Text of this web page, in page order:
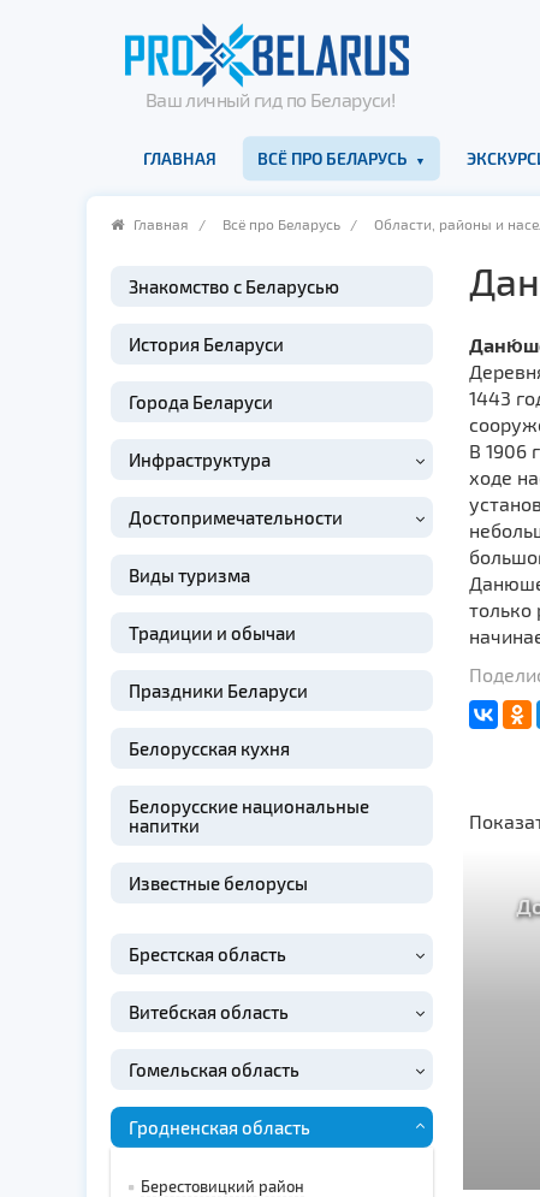
Ваш личный гид по Беларуси!
ГЛАВНАЯ ВСЁ ПРО БЕЛАРУСЬ
Главная / Всё про Беларусь / Области, районы и
Знакомство с Беларусью
История Беларуси
Города Беларуси
Инфраструктура
Достопримечательности
Виды туризма
Традиции и обычаи
Праздники Беларуси
Белорусская кухня
Белорусские национальные
напитки
Известные белорусы
Брестская область
Витебская область
Гомельская область
Гродненская область
Берестовицкий район
1443
В 1906
ходе
только